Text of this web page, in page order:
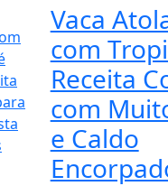
Vaca
com
Receita
com
e Caldo